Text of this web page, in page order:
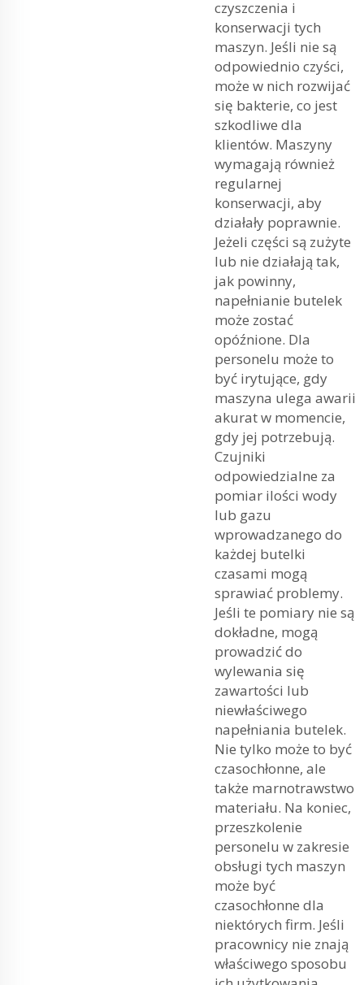
czyszczenia i
konserwacji tych
maszyn. Jeśli nie są
odpowiednio czyści,
może w nich rozwijać
się bakterie, co jest
szkodliwe dla
klientów. Maszyny
wymagają również
regularnej
konserwacji, aby
działały poprawnie.
Jeżeli części są zużyte
lub nie działają tak,
jak powinny,
napełnianie butelek
może zostać
opóźnione. Dla
personelu może to
być irytujące, gdy
maszyna ulega awarii
akurat w momencie,
gdy jej potrzebują.
Czujniki
odpowiedzialne za
pomiar ilości wody
lub gazu
wprowadzanego do
każdej butelki
czasami mogą
sprawiać problemy.
Jeśli te pomiary nie są
dokładne, mogą
prowadzić do
wylewania się
zawartości lub
niewłaściwego
napełniania butelek.
Nie tylko może to być
czasochłonne, ale
także marnotrawstwo
materiału. Na koniec,
przeszkolenie
personelu w zakresie
obsługi tych maszyn
może być
czasochłonne dla
niektórych firm. Jeśli
pracownicy nie znają
właściwego sposobu